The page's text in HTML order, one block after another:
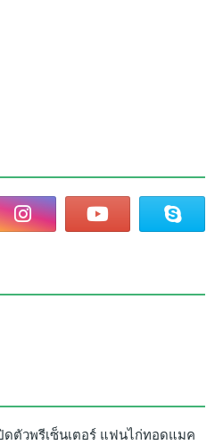
ดตัวพรีเซ็นเตอร์ แฟนไก่ทอดแมค